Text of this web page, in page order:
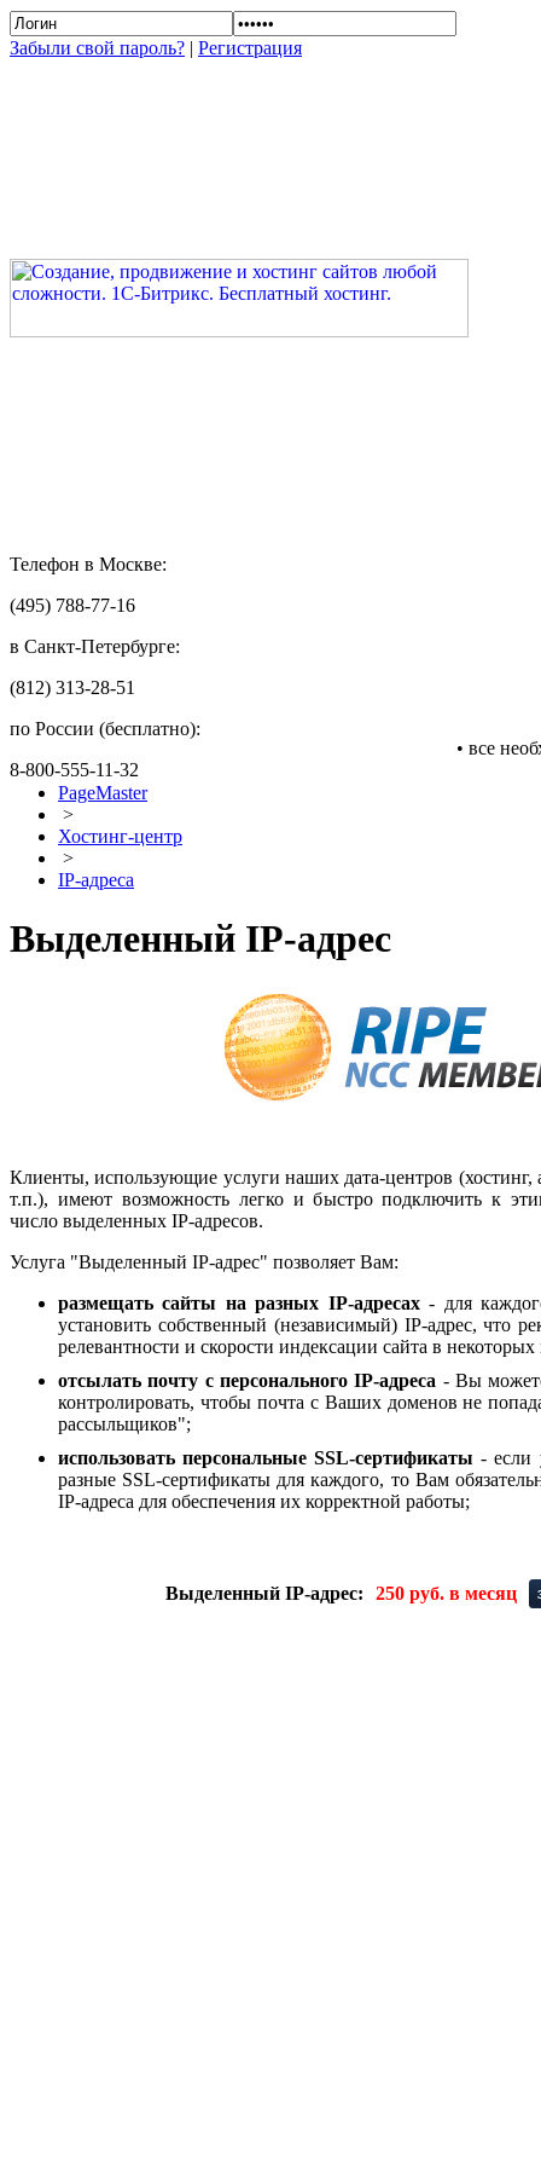
Забыли свой пароль? | Регистрация
Телефон в Москве:
(495) 788-77-16
в Санкт-Петербурге:
(812) 313-28-51
по России (бесплатно):
8-800-555-11-32
• все
PageMaster
>
Хостинг-центр
>
IP-адреса
Выделенный IP-адрес
Клиенты, использующие услуги наших дата-центров (хостинг,
т.п.), имеют возможность легко и быстро подключить к
число выделенных IP-адресов.
Услуга "Выделенный IP-адрес" позволяет Вам:
размещать сайты на разных IP-адресах- для
установить собственный (независимый) IP-адрес, что
релевантности и скорости индексации сайта в
отсылать почту с персонального IP-адреса - Вы
контролировать, чтобы почта с Ваших доменов не
рассыльщиков";
использовать персональные SSL-сертификаты - если
разные SSL-сертификаты для каждого, то Вам
IP-адреса для обеспечения их корректной работы;
Выделенный IP-адрес: 250 руб. в месяц